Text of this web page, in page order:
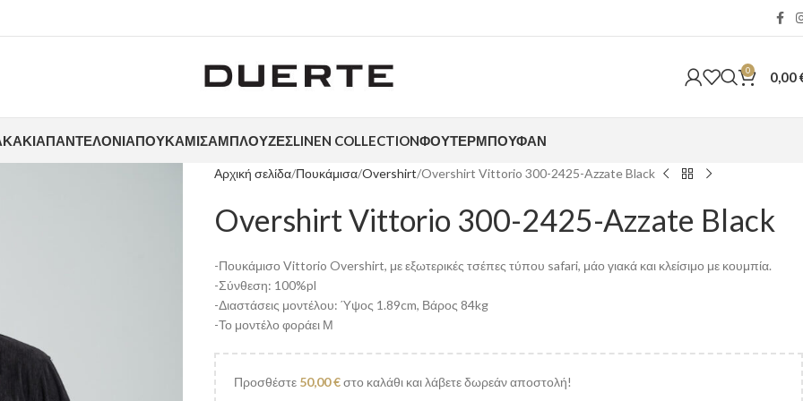
0 0,00
ΠΑΝΤΕΛΌΝΙΑΠΟΥΚΆΜΙΣΑΜΠΛΟΎΖΕΣLINEN COLLECTIONΦΟΎΤΕΡΜΠΟΥΦΆΝ
Αρχική σελίδα Πουκάμισα Overshirt Overshirt Vittorio 300-2425-Azzate Black
Overshirt Vittorio 300-2425-Azzate Black
-Πουκάμισο Vittorio Overshirt, με εξωτερικές τσέπες τύπου safari, μάο γιακά και κλείσιμο με κουμπία.
-Σύνθεση: 100%pl
-Διαστάσεις μοντέλου: Ύψος 1.89cm, Βάρος 84kg
-Το μοντέλο φοράει Μ
Προσθέστε 50,00€στο καλάθι και λάβετε δωρεάν αποστολή!